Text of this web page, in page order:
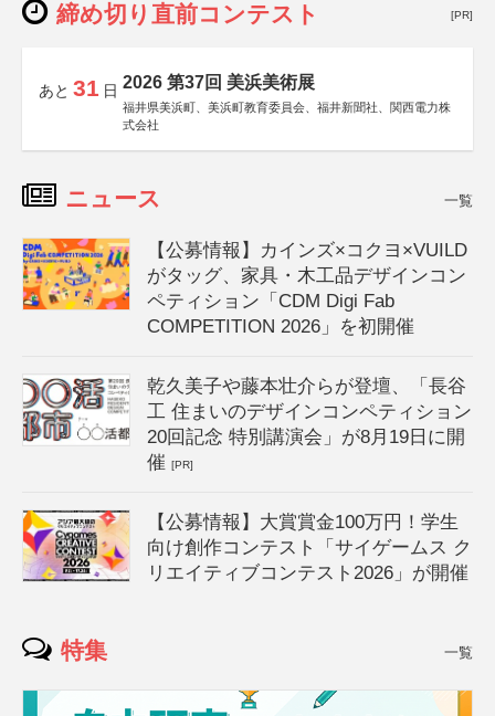
締め切り直前コンテスト [PR]
あと 31 日 2026 第37回 美浜美術展
福井県美浜町、美浜町教育委員会、福井新聞社、関西電力株
式会社
ニュース 一覧
【公募情報】カインズ×コクヨ×VUILD
がタッグ、家具・木工品デザインコン
ペティション「CDM Digi Fab
COMPETITION 2026」を初開催
乾久美子や藤本壮介らが登壇、「長谷
工 住まいのデザインコンペティション
20回記念 特別講演会」が8月19日に開
催[PR]
【公募情報】大賞賞金100万円！学生
向け創作コンテスト「サイゲームス ク
リエイティブコンテスト2026」が開催
特集 一覧